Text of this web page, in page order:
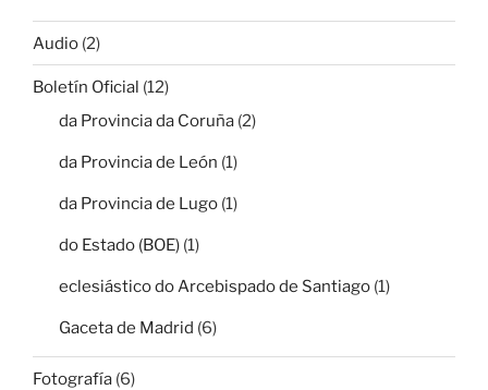
Audio (2)
Boletín Oficial (12)
da Provincia da Coruña (2)
da Provincia de León (1)
da Provincia de Lugo (1)
do Estado (BOE) (1)
eclesiástico do Arcebispado de Santiago (1)
Gaceta de Madrid (6)
Fotografía (6)